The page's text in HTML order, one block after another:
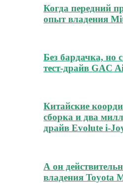
Когда передний
опыт владения
Без бардачка, но
тест-драйв GAC
Китайские
сборка и два
драйв Evolute i-
А он
владения Toyota